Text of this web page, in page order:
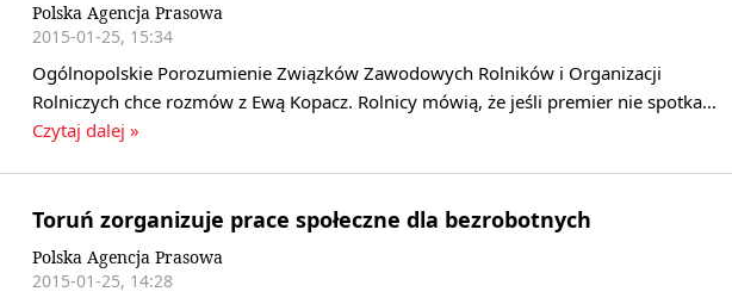
Polska Agencja Prasowa
2015-01-25, 15:34
Ogólnopolskie Porozumienie Związków Zawodowych Rolników i Organizacji
Rolniczych chce rozmów z Ewą Kopacz. Rolnicy mówią, że jeśli premier nie spotka…
Czytaj dalej »
Toruń zorganizuje prace społeczne dla bezrobotnych
Polska Agencja Prasowa
2015-01-25, 14:28